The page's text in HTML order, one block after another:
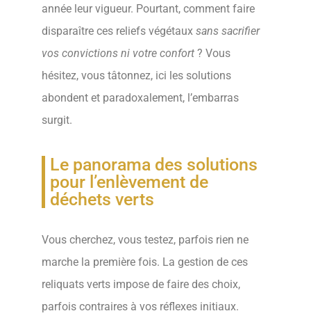
année leur vigueur. Pourtant, comment faire
disparaître ces reliefs végétaux sans sacrifier
vos convictions ni votre confort ? Vous
hésitez, vous tâtonnez, ici les solutions
abondent et paradoxalement, l’embarras
surgit.
Le panorama des solutions
pour l’enlèvement de
déchets verts
Vous cherchez, vous testez, parfois rien ne
marche la première fois. La gestion de ces
reliquats verts impose de faire des choix,
parfois contraires à vos réflexes initiaux.